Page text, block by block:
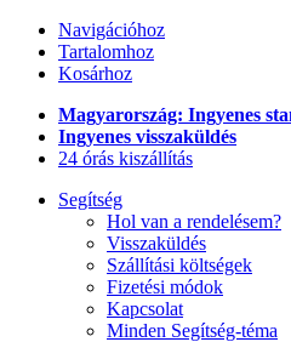
Navigációhoz
Tartalomhoz
Kosárhoz
Magyarország: Ingyenes
Ingyenes visszaküldés
24 órás kiszállítás
Segítség
Hol van a rendelésem?
Visszaküldés
Szállítási költségek
Fizetési módok
Kapcsolat
Minden Segítség-téma